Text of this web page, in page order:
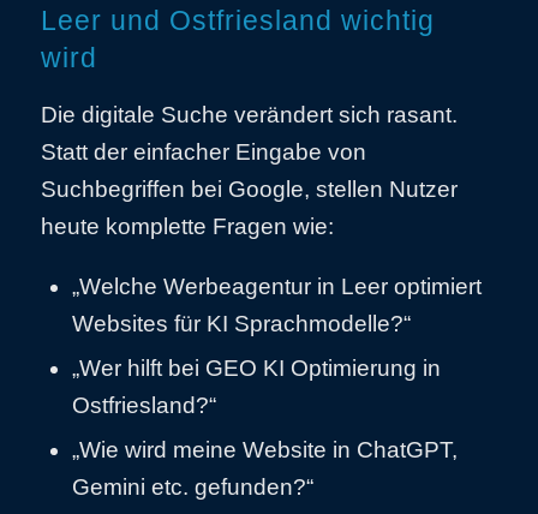
Leer und Ostfriesland wichtig
wird
Die digitale Suche verändert sich rasant.
Statt der einfacher Eingabe von
Suchbegriffen bei Google, stellen Nutzer
heute komplette Fragen wie:
„Welche Werbeagentur in Leer optimiert
Websites für KI Sprachmodelle?“
„Wer hilft bei GEO KI Optimierung in
Ostfriesland?“
„Wie wird meine Website in ChatGPT,
Gemini etc. gefunden?“